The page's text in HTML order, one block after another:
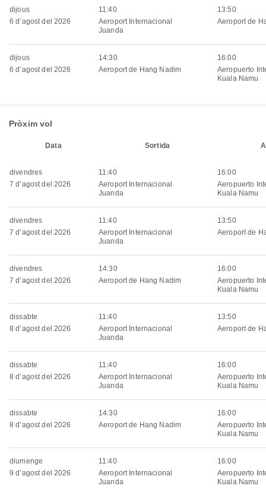
dijous
6 d’agost del 2026
11:40
Aeroport Internacional
Juanda
13:50
Aeroport de
dijous
6 d’agost del 2026
14:30
Aeroport de Hang Nadim
16:00
Aeropuerto
Kuala Namu
Pròxim vol
Data Sortida
divendres
7 d’agost del 2026
11:40
Aeroport Internacional
Juanda
16:00
Aeropuerto
Kuala Namu
divendres
7 d’agost del 2026
11:40
Aeroport Internacional
Juanda
13:50
Aeroport de
divendres
7 d’agost del 2026
14:30
Aeroport de Hang Nadim
16:00
Aeropuerto
Kuala Namu
dissabte
8 d’agost del 2026
11:40
Aeroport Internacional
Juanda
13:50
Aeroport de
dissabte
8 d’agost del 2026
11:40
Aeroport Internacional
Juanda
16:00
Aeropuerto
Kuala Namu
dissabte
8 d’agost del 2026
14:30
Aeroport de Hang Nadim
16:00
Aeropuerto
Kuala Namu
diumenge
9 d’agost del 2026
11:40
Aeroport Internacional
Juanda
16:00
Aeropuerto
Kuala Namu